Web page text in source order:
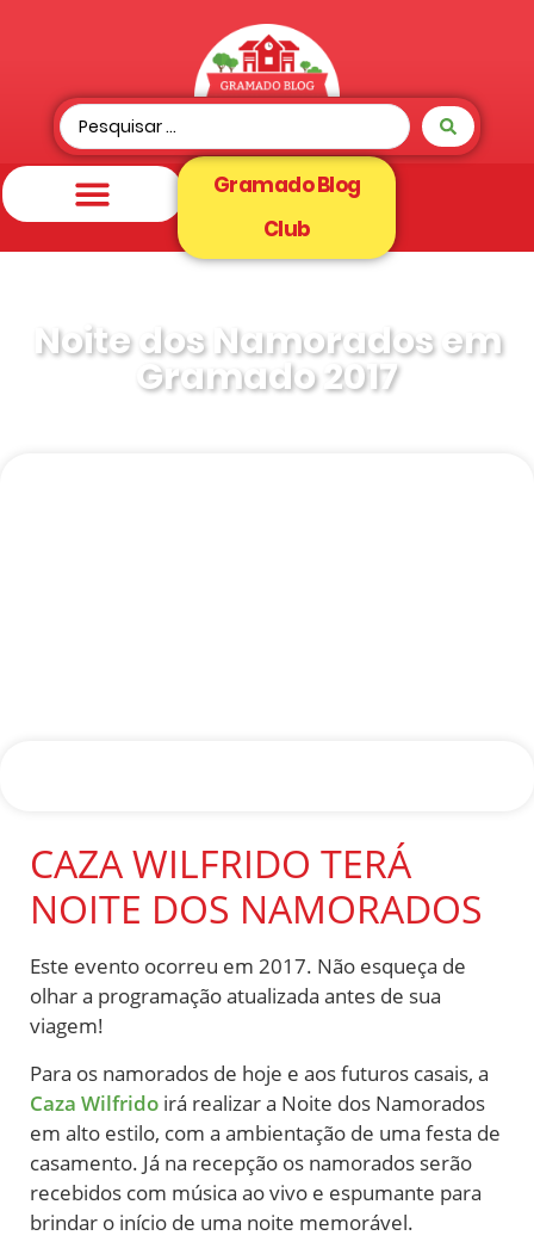
Gramado Blog
Club
Noite dos Namorados em
Gramado 2017
CAZA WILFRIDO TERÁ
NOITE DOS NAMORADOS
Este evento ocorreu em 2017. Não esqueça de
olhar a programação atualizada antes de sua
viagem!
Para os namorados de hoje e aos futuros casais, a
Caza Wilfrido irá realizar a Noite dos Namorados
em alto estilo, com a ambientação de uma festa de
casamento. Já na recepção os namorados serão
recebidos com música ao vivo e espumante para
brindar o início de uma noite memorável.